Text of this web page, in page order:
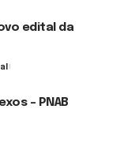
edital da
– PNAB